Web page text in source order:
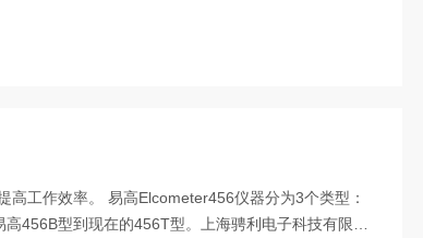
工作效率。 易高Elcometer456仪器分为3个类型：
456B型到现在的456T型。上海骋利电子科技有限公